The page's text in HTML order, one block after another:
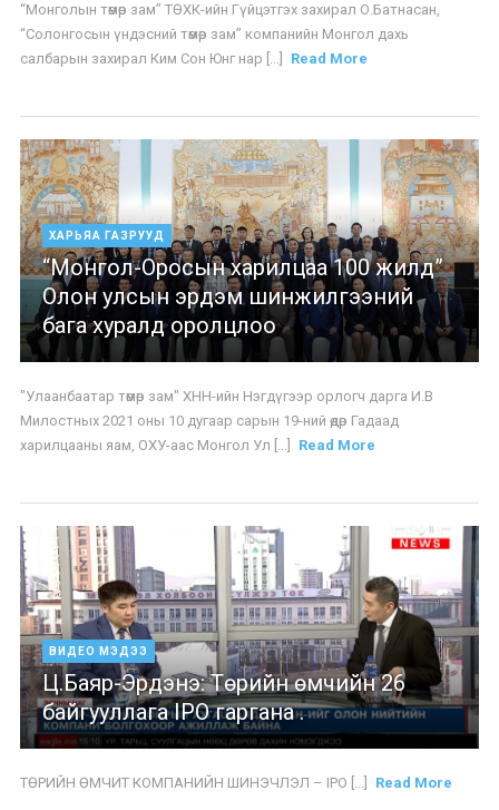
“Монголын төмөр зам” ТӨХК-ийн Гүйцэтгэх захирал О.Батнасан,
“Солонгосын үндэсний төмөр зам” компанийн Монгол дахь
салбарын захирал Ким Сон Юнг нар [...]
Read More
ХАРЬЯА ГАЗРУУД
“Монгол-Оросын харилцаа 100 жилд”
Олон улсын эрдэм шинжилгээний
бага хуралд оролцлоо
"Улаанбаатар төмөр зам" ХНН-ийн Нэгдүгээр орлогч дарга И.В
Милостных 2021 оны 10 дугаар сарын 19-ний өдөр Гадаад
харилцааны яам, ОХУ-аас Монгол Ул [...]
Read More
ВИДЕО МЭДЭЭ
Ц.Баяр-Эрдэнэ: Төрийн өмчийн 26
байгууллага IPO гаргана .
ТӨРИЙН ӨМЧИТ КОМПАНИЙН ШИНЭЧЛЭЛ – IPO [...] Read More